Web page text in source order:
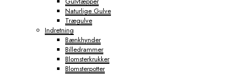
Naturlige Gulve
Trægulve
Indretning
Bænkhynder
Billedrammer
Blomsterkrukker
Blomsterpotter